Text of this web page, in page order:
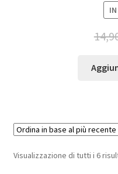
Visualizzazione di tutti i 6